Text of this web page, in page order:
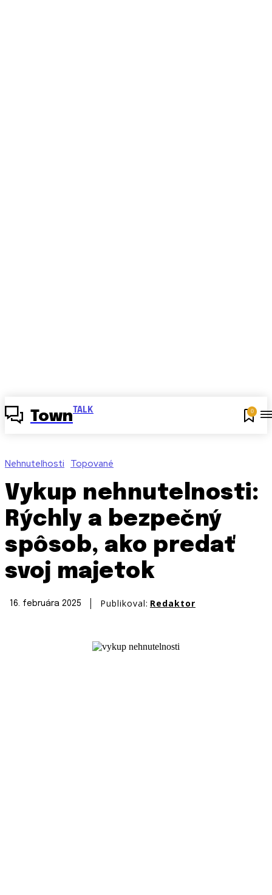
Town TALK 0
Nehnuteľnosti Topované
Vykup nehnutelnosti:
Rýchly a bezpečný
spôsob, ako predať
svoj majetok
16. februára 2025 Publikoval: Redaktor